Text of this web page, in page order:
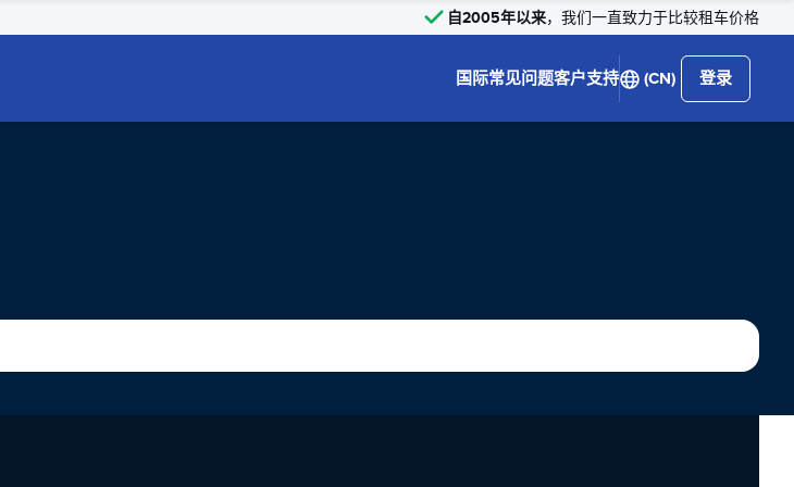
自2005年以来，我们一直致力于比较租车价格
国际常见问题客户支持 (CN) 登录